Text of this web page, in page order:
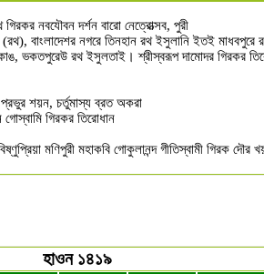
গিরকর নবযৌবন দর্শন বারো নেত্রোত্সব, পুরী
বাংলাদেশর নগরে তিনহান রথ ইসুলানি ইতই মাধবপুরে
কাঙ, ভকতপুরেউ রথ ইসুলতাই। শ্রীস্বরূপ দামোদর গিরকর
শয়ন, চর্তুমাস্য ব্রত অকরা
গিরকর তিরোধান
মণিপুরী মহাকবি গোকুলানন্দ গীতিস্বামী গিরক দৌর
হাওন ১৪১৯